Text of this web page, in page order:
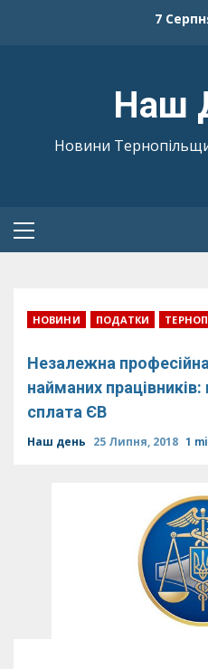
7
Наш
Новини
Primary
НОВИНИ ПОДАТКИ
Незалежна
найманих працівників:
сплата ЄВ
Наш день 25 Липня, 2018 1